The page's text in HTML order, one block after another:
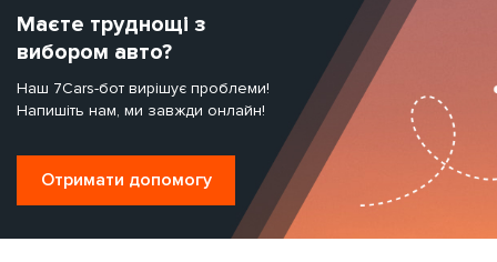
Маєте труднощі з
вибором авто?
Наш 7Cars-бот вирішує проблеми!
Напишіть нам, ми завжди онлайн!
Отримати допомогу